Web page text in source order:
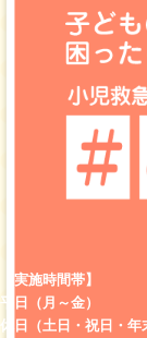
【実施時間帯】
平日（月～金）
休日（土日・祝日・年